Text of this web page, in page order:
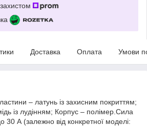
Доставка Оплата Умови
– латунь із захисним покриттям;
із лудінням; Корпус – полімер.Сила
30 А (залежно від конкретної моделі: